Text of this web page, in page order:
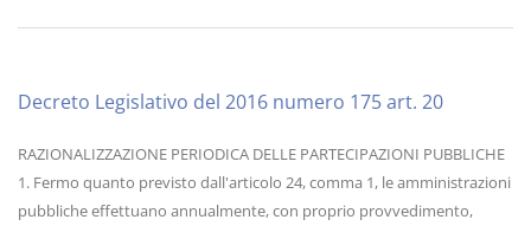
Decreto Legislativo del 2016 numero 175 art. 20
RAZIONALIZZAZIONE PERIODICA DELLE PARTECIPAZIONI PUBBLICHE
1. Fermo quanto previsto dall'articolo 24, comma 1, le amministrazioni
pubbliche effettuano annualmente, con proprio provvedimento,